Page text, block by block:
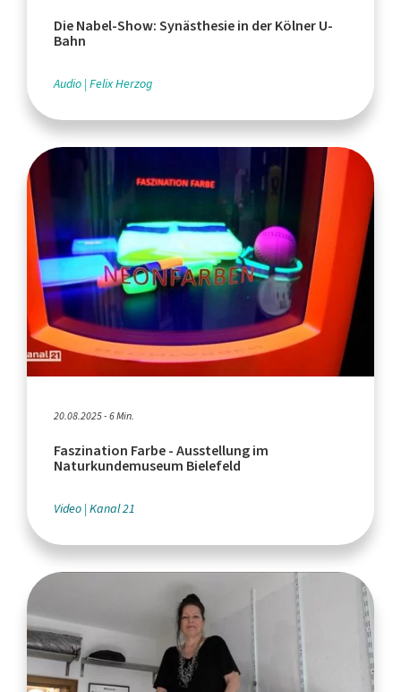
Die Nabel-Show: Synästhesie in der Kölner U-
Bahn
Audio Felix Herzog
20.08.2025 - 6 Min.
Faszination Farbe - Ausstellung im
Naturkundemuseum Bielefeld
Video Kanal 21